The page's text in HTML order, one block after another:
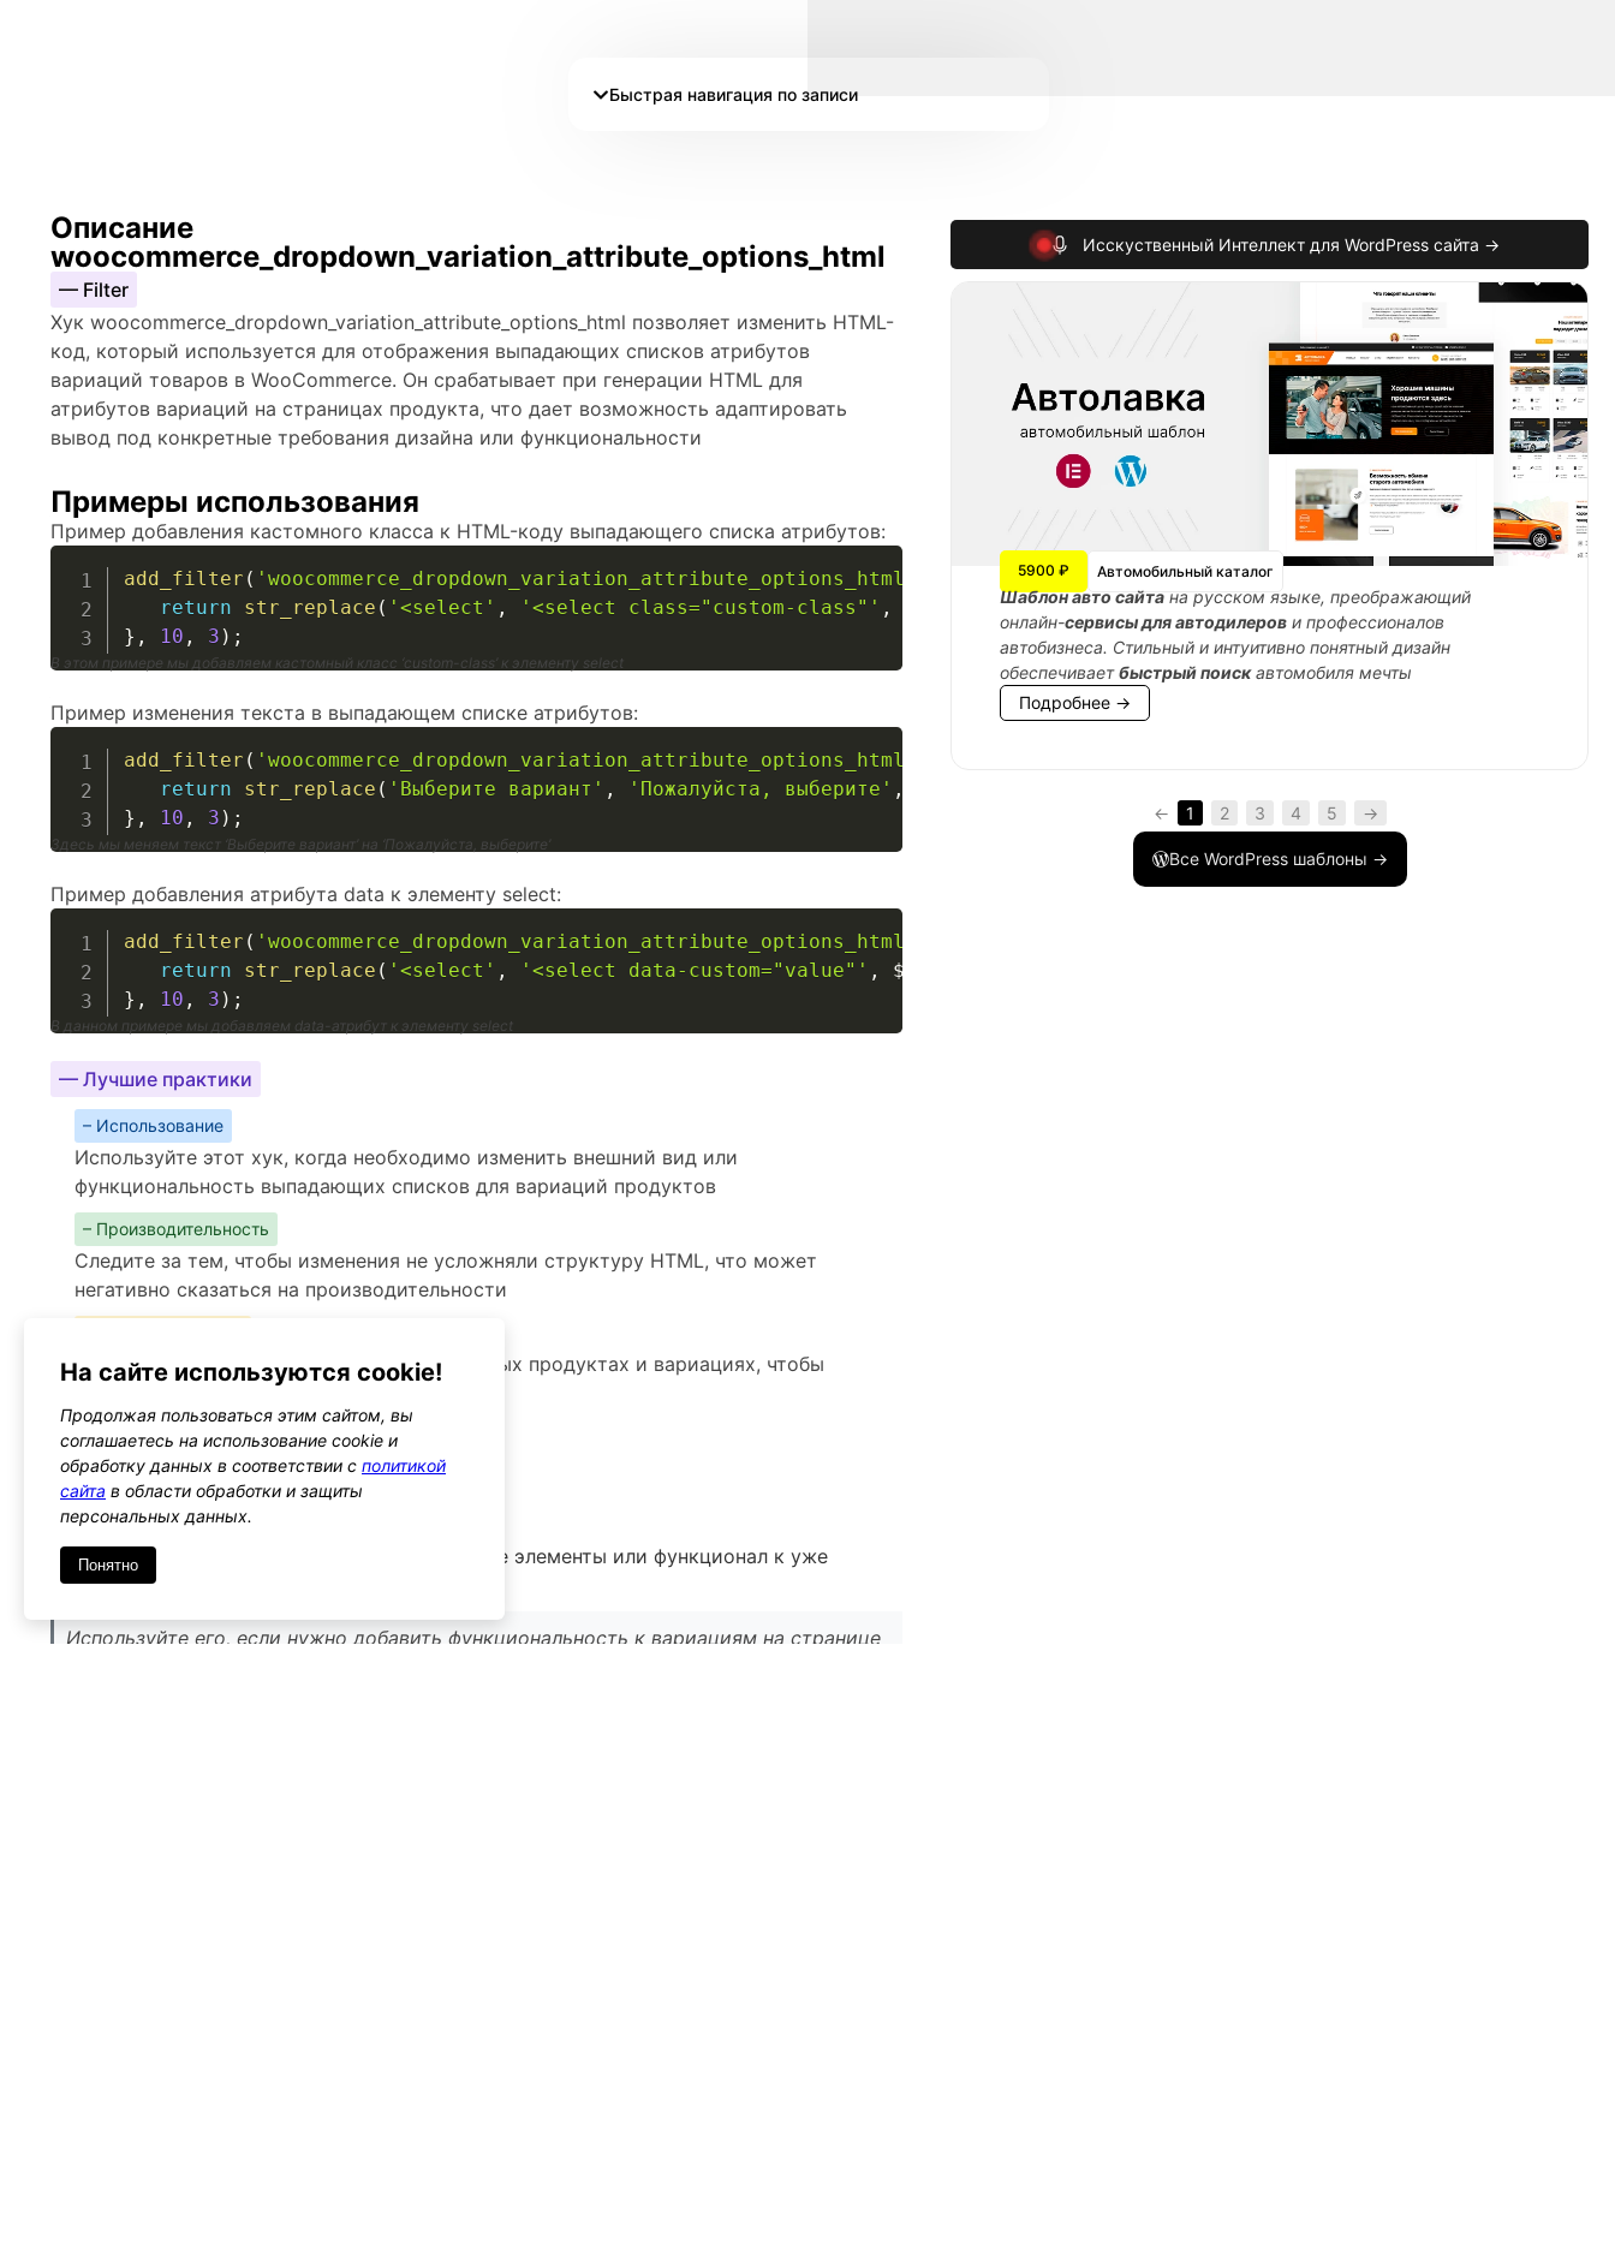
Быстрая навигация по записи
Описание
woocommerce_dropdown_variation_attribute_options_html
— Filter
Хук woocommerce_dropdown_variation_attribute_options_html позволяет изменить HTML-
код, который используется для отображения выпадающих списков атрибутов
вариаций товаров в WooCommerce. Он срабатывает при генерации HTML для
атрибутов вариаций на страницах продукта, что дает возможность адаптировать
вывод под конкретные требования дизайна или функциональности
Примеры использования
Пример добавления кастомного класса к HTML-коду выпадающего списка атрибутов:
add_filter ( 'woocommerce_dropdown_variation_attribute_options_html' function($html, $product, $attribute
return
str_replace ( '<select' , '<select class="custom-class"' ,
} , 10 , 3 ) ;
В этом примере мы добавляем кастомный класс ‘custom-class’ к элементу select
Пример изменения текста в выпадающем списке атрибутов:
add_filter ( 'woocommerce_dropdown_variation_attribute_options_html'
return
str_replace ( 'Выберите вариант' , 'Пожалуйста, выберите' ,
} , 10 , 3 ) ;
Здесь мы меняем текст ‘Выберите вариант’ на ‘Пожалуйста, выберите’
Пример добавления атрибута data к элементу select:
add_filter ( 'woocommerce_dropdown_variation_attribute_options_html'
return
str_replace ( '<select' , '<select data-custom="value"' , $html
} , 10 , 3 ) ;
В данном примере мы добавляем data-атрибут к элементу select
— Лучшие практики
– Использование
Используйте этот хук, когда необходимо изменить внешний вид или
функциональность выпадающих списков для вариаций продуктов
– Производительность
Следите за тем, чтобы изменения не усложняли структуру HTML, что может
негативно сказаться на производительности
Обязательно тестируйте изменения на разных продуктах и вариациях, чтобы
избежать ошибок вывода
Альтернативы
woocommerce_variation_options
Тип: action
Этот хук позволяет добавлять дополнительные элементы или функционал к уже
существующим вариантам
Используйте его, если нужно добавить функциональность к вариациям на странице
Исскуственный Интеллект для WordPress сайта →
5900 ₽ Автомобильный каталог
Шаблон авто сайта на русском языке, преображающий
онлайн-сервисы для автодилеров и профессионалов
автобизнеса. Стильный и интуитивно понятный дизайн
обеспечиваетбыстрый поискавтомобиля мечты
Подробнее →
← 1 2 3 4 5 →
Все WordPress шаблоны →
На сайте используются cookie!
Продолжая пользоваться этим сайтом, вы
соглашаетесь на использование cookie и
обработку данных в соответствии с политикой
сайта в области обработки и защиты
персональных данных.
Понятно